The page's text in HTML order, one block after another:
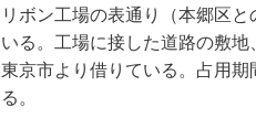
リボン工場の表通り（本郷区
いる。工場に接した道路の敷
東京市より借りている。占用
る。